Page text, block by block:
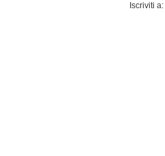
Iscriviti a: